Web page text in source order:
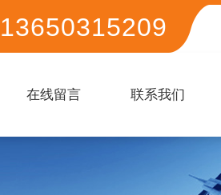
13650315209
在线留言 联系我们